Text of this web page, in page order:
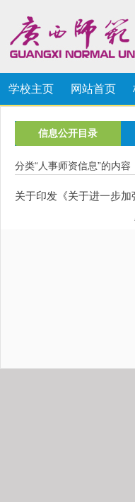
学校主页 网站首页
信息公开目录
分类“ 人事师资信息”的内容
关于印发《关于进一步